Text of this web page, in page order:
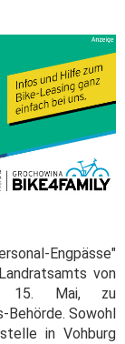
Engpässe"
von
15. Mai, zu
Behörde. Sowohl
in Vohburg